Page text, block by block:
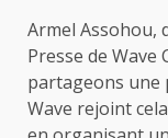
Armel Assohou,
Presse de Wave
partageons une
Wave rejoint